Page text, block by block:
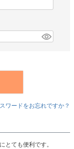
ワードをお忘れですか？
とても便利です。